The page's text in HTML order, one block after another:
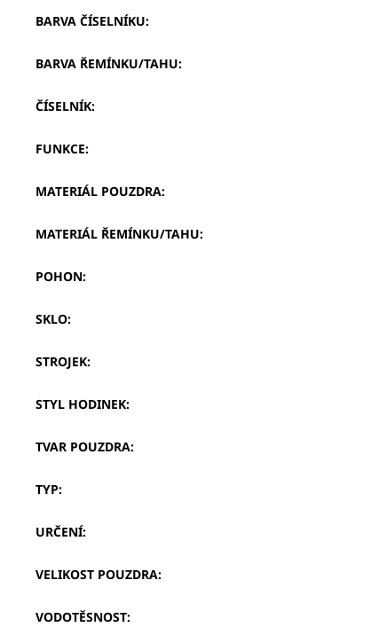
BARVA ČÍSELNÍKU:
BARVA ŘEMÍNKU/TAHU:
ČÍSELNÍK:
FUNKCE:
MATERIÁL POUZDRA:
MATERIÁL ŘEMÍNKU/TAHU:
POHON:
SKLO:
STROJEK:
STYL HODINEK:
TVAR POUZDRA:
TYP:
URČENÍ:
VELIKOST POUZDRA:
VODOTĚSNOST: